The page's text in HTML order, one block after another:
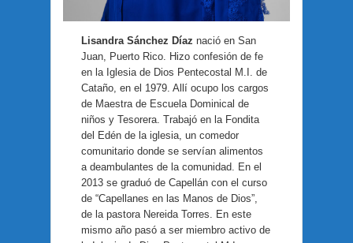
Lisandra Sánchez Díaz nació en San
Juan, Puerto Rico. Hizo confesión de fe
en la Iglesia de Dios Pentecostal M.I. de
Cataño, en el 1979. Allí ocupo los cargos
de Maestra de Escuela Dominical de
niños y Tesorera. Trabajó en la Fondita
del Edén de la iglesia, un comedor
comunitario donde se servían alimentos
a deambulantes de la comunidad. En el
2013 se graduó de Capellán con el curso
de “Capellanes en las Manos de Dios”,
de la pastora Nereida Torres. En este
mismo año pasó a ser miembro activo de